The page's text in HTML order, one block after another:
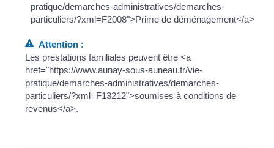
pratique/demarches-administratives/demarches-
particuliers/?xml=F2008">Prime de déménagement</a>
Attention :
Les prestations familiales peuvent être <a
href="https://www.aunay-sous-auneau.fr/vie-
pratique/demarches-administratives/demarches-
particuliers/?xml=F13212">soumises à conditions de
revenus</a>.